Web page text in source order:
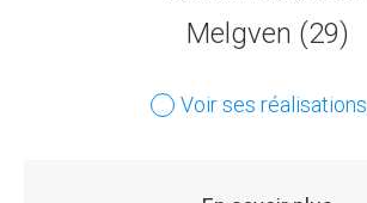
Melgven (29)
Voir ses réalisations